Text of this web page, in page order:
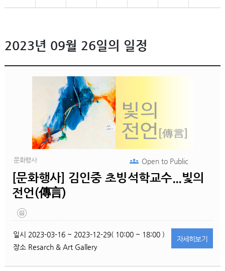
2023년 09월 26일의 일정
문화행사
[문화행사] 김인중 초빙석학교수...빛의
전언(傳言)
Open toPublic
일시 2023-03-16 ~ 2023-12-29( 10:00 ~ 18:00 )
장소 Resarch & Art Gallery
자세히보기